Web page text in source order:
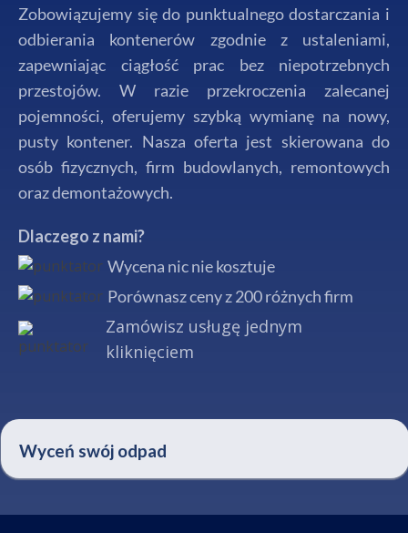
Zobowiązujemy się do punktualnego dostarczania i
odbierania kontenerów zgodnie z ustaleniami,
zapewniając ciągłość prac bez niepotrzebnych
przestojów. W razie przekroczenia zalecanej
pojemności, oferujemy szybką wymianę na nowy,
pusty kontener. Nasza oferta jest skierowana do
osób fizycznych, firm budowlanych, remontowych
oraz demontażowych.
Dlaczego z nami?
Wycena nic nie kosztuje
Porównasz ceny z 200 różnych firm
Zamówisz usługę jednym
kliknięciem
Wyceń swój odpad